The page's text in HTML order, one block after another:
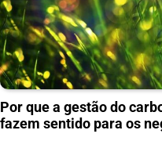
Por que a gestão do
fazem sentido para os